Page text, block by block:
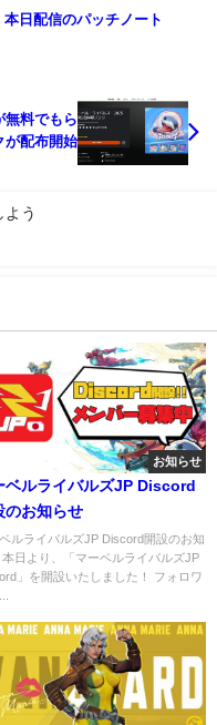
日配信のパッチノート
無料でもら
が配布開始
よう
お知らせ
ベルライバルズJP Discord
のお知らせ
ルライバルズJP Discord開設のお知
本日より、「マーベルライバルズJP
」を開設いたしました！ フォロワ